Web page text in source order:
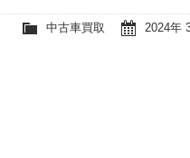
2024年
中古車買取